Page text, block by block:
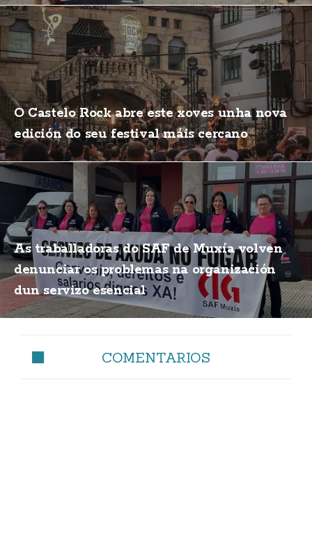
O Castelo Rock abre este xoves unha nova
edición do seu festival máis cercano
As traballadoras do SAF de Muxía volven
denunciar os problemas na organización
dun servizo esencial
COMENTARIOS